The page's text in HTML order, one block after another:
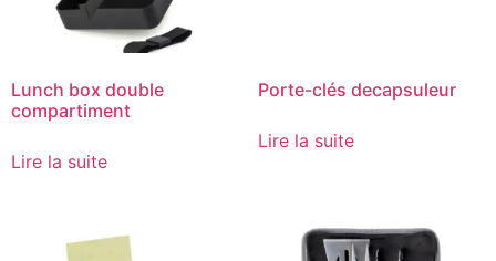
Lunch box double
compartiment
Lire la suite
Porte-clés decapsuleur
Lire la suite